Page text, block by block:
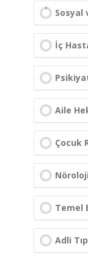
Sosyal
İç
Aile
Çocuk
Nöroloji
Temel
Adli Tıp